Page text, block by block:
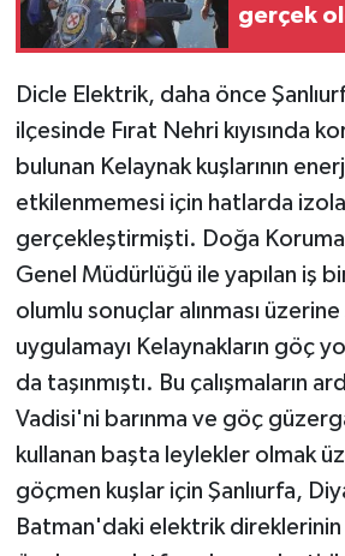
gerçek
Dicle Elektrik, daha önce
ilçesinde Fırat Nehri kıyısında
bulunan Kelaynak kuşlarının
etkilenmemesi için hatlarda
gerçekleştirmişti. Doğa Koruma
Genel Müdürlüğü ile yapılan iş
olumlu sonuçlar alınması
uygulamayı Kelaynakların göç
da taşınmıştı. Bu çalışmaların
Vadisi'ni barınma ve göç
kullanan başta leylekler olmak
göçmen kuşlar için Şanlıurfa,
Batman'daki elektrik